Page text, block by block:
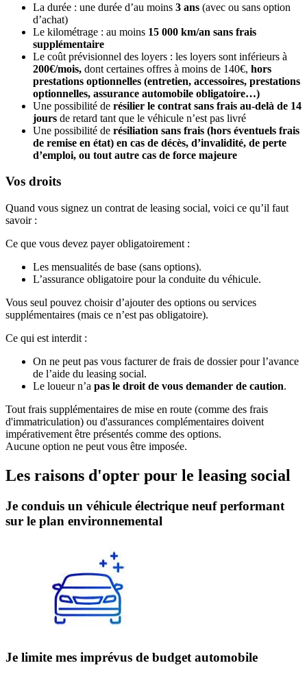
La durée : une durée d’au moins 3 ans (avec ou sans option
d’achat)
Le kilométrage : au moins 15 000 km/an sans frais
supplémentaire
Le coût prévisionnel des loyers : les loyers sont inférieurs à
200€/mois, dont certaines offres à moins de 140€, hors
prestations optionnelles (entretien, accessoires, prestations
optionnelles, assurance automobile obligatoire…)
Une possibilité de résilier le contrat sans frais au-delà de 14
jours de retard tant que le véhicule n’est pas livré
Une possibilité de résiliation sans frais (hors éventuels frais
de remise en état) en cas de décès, d’invalidité, de perte
d’emploi, ou tout autre cas de force majeure
Vos droits
Quand vous signez un contrat de leasing social, voici ce qu’il faut
savoir :
Ce que vous devez payer obligatoirement :
Les mensualités de base (sans options).
L’assurance obligatoire pour la conduite du véhicule.
Vous seul pouvez choisir d’ajouter des options ou services
supplémentaires (mais ce n’est pas obligatoire).
Ce qui est interdit :
On ne peut pas vous facturer de frais de dossier pour l’avance
de l’aide du leasing social.
Le loueur n’a pas le droit de vous demander de caution.
Tout frais supplémentaires de mise en route (comme des frais
d'immatriculation) ou d'assurances complémentaires doivent
impérativement être présentés comme des options.
Aucune option ne peut vous être imposée.
Les raisons d'opter pour le leasing social
Je conduis un véhicule électrique neuf performant
sur le plan environnemental
Je limite mes imprévus de budget automobile